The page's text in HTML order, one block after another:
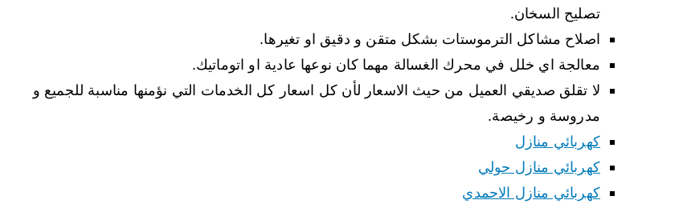
تصليح السخان.
اصلاح مشاكل الترموستات بشكل متقن و دقيق او تغيرها.
معالجة اي خلل في محرك الغسالة مهما كان نوعها عادية او اتوماتيك.
لا تقلق صديقي العميل من حيث الاسعار لأن كل اسعار كل الخدمات التي نؤمنها مناسبة للجميع و
مدروسة و رخيصة.
كهربائي منازل
كهربائي منازل حولي
كهربائي منازل الاحمدي